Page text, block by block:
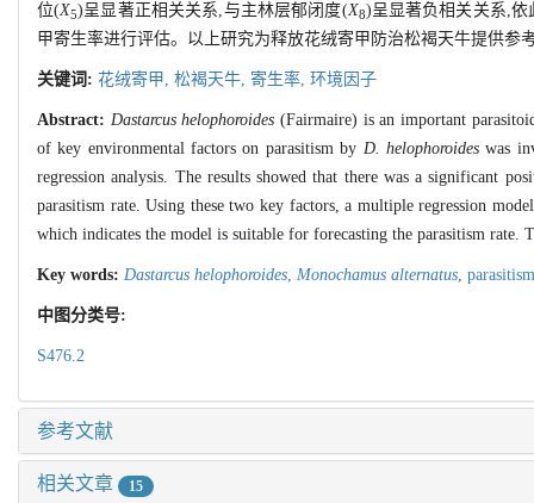
位(X5)呈显著正相关关系,与主林层郁闭度(X8)呈显著负相关关系,
甲寄生率进行评估。以上研究为释放花绒寄甲防治松褐天牛提供参
关键词: 花绒寄甲, 松褐天牛, 寄生率, 环境因子
Abstract: Dastarcus helophoroides (Fairmaire) is an important
of key environmental factors on parasitism by D. helophoroideswas
regression analysis. The results showed that there was a significant
parasitism rate. Using these two key factors, a multiple regression
which indicates the model is suitable for forecasting the parasitism rate.
Key words: Dastarcus helophoroides, Monochamus alternatus,
中图分类号:
S476.2
参考文献
相关文章 15